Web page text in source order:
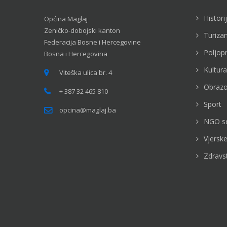
Općina Maglaj
Zeničko-dobojski kanton
Federacija Bosne i Hercegovine
Bosna i Hercegovina
Viteška ulica br. 4
+ 387 32 465 810
opcina@maglaj.ba
Kultura
Sport
NGO